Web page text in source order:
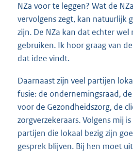
NZa voor te leggen? Wat de
vervolgens zegt, kan natuurlijk
zijn. De NZa kan dat echter wel
gebruiken. Ik hoor graag van
dat idee vindt.
Daarnaast zijn veel partijen
fusie: de ondernemingsraad,
voor de Gezondheidszorg, de
zorgverzekeraars. Volgens mij
partijen die lokaal bezig zijn
gesprek blijven. Bij hen moet